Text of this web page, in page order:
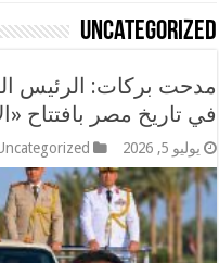
Uncategorized
مدحت بركات: الرئيس
في تاريخ مصر بافتتاح
يوليو 5, 2026